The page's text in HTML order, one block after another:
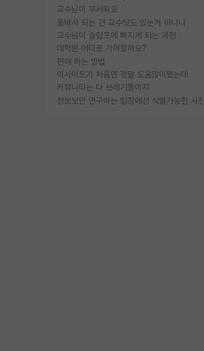
교수님이 무서워요
물박사 되는 건 교수탓도 있는거 아니냐
교수님이 슬럼프에 빠지게 되는 과정
대학원 어디로 가야할까요?
편애 하는 방법
이사이트가 처음엔 정말 도움많이됐는데
커뮤니티는 다 쓰레기통이지